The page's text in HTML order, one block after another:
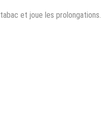
et joue les prolongations.